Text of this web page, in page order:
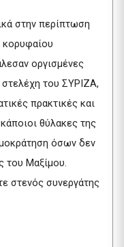
στην περίπτωση
οργισμένες
στελέχη του ΣΥΡΙΖΑ,
πρακτικές και
θύλακες της
όσων δεν
του Μαξίμου.
στενός συνεργάτης